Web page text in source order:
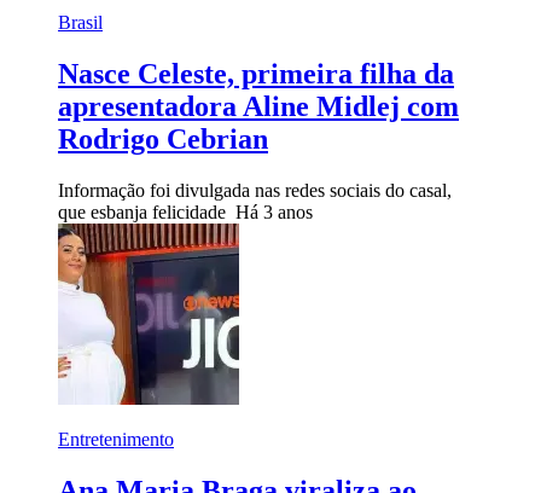
Brasil
Nasce Celeste, primeira filha da
apresentadora Aline Midlej com
Rodrigo Cebrian
Informação foi divulgada nas redes sociais do casal,
que esbanja felicidade Há 3 anos
Entretenimento